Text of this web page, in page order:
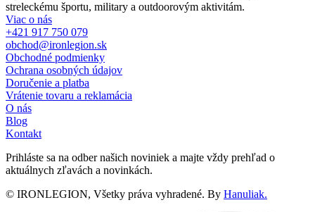
streleckému športu, military a outdoorovým aktivitám.
Viac o nás
+421 917 750 079
obchod@ironlegion.sk
Obchodné podmienky
Ochrana osobných údajov
Doručenie a platba
Vrátenie tovaru a reklamácia
O nás
Blog
Kontakt
Prihláste sa na odber našich noviniek a majte vždy prehľad o
aktuálnych zľavách a novinkách.
© IRONLEGION, Všetky práva vyhradené. By Hanuliak.